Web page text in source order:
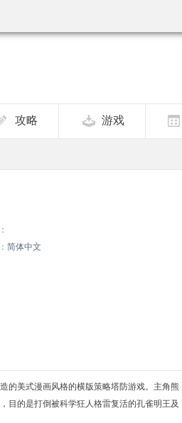
攻略 游戏
简体中文
的美式漫画风格的横版策略塔防游戏。主角熊
目的是打倒被科学狂人格雷复活的孔雀明王及